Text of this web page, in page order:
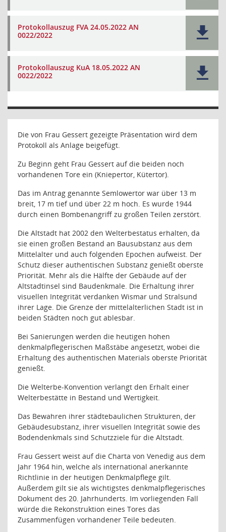
Protokollauszug FVA 24.05.2022 AN
0022/2022
Protokollauszug KuA 18.05.2022 AN
0022/2022
Die von Frau Gessert gezeigte Präsentation wird dem
Protokoll als Anlage beigefügt.
Zu Beginn geht Frau Gessert auf die beiden noch
vorhandenen Tore ein (Kniepertor, Kütertor).
Das im Antrag genannte Semlowertor war über 13 m
breit, 17 m tief und über 22 m hoch. Es wurde 1944
durch einen Bombenangriff zu großen Teilen zerstört.
Die Altstadt hat 2002 den Welterbestatus erhalten, da
sie einen großen Bestand an Bausubstanz aus dem
Mittelalter und auch folgenden Epochen aufweist. Der
Schutz dieser authentischen Substanz genießt oberste
Priorität. Mehr als die Hälfte der Gebäude auf der
Altstadtinsel sind Baudenkmale. Die Erhaltung ihrer
visuellen Integrität verdanken Wismar und Stralsund
ihrer Lage. Die Grenze der mittelalterlichen Stadt ist in
beiden Städten noch gut ablesbar.
Bei Sanierungen werden die heutigen hohen
denkmalpflegerischen Maßstäbe angesetzt, wobei die
Erhaltung des authentischen Materials oberste Priorität
genießt.
Die Welterbe-Konvention verlangt den Erhalt einer
Welterbestätte in Bestand und Wertigkeit.
Das Bewahren ihrer städtebaulichen Strukturen, der
Gebäudesubstanz, ihrer visuellen Integrität sowie des
Bodendenkmals sind Schutzziele für die Altstadt.
Frau Gessert weist auf die Charta von Venedig aus dem
Jahr 1964 hin, welche als international anerkannte
Richtlinie in der heutigen Denkmalpflege gilt.
Außerdem gilt sie als wichtigstes denkmalpflegerisches
Dokument des 20. Jahrhunderts. Im vorliegenden Fall
würde die Rekonstruktion eines Tores das
Zusammenfügen vorhandener Teile bedeuten.